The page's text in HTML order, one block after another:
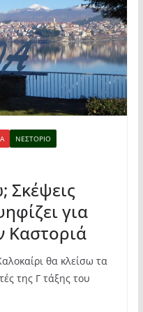
ΝΕΣΤΌΡΙΟ
Σκέψεις
για
Καστοριά
θα κλείσω τα
της Γ τάξης του